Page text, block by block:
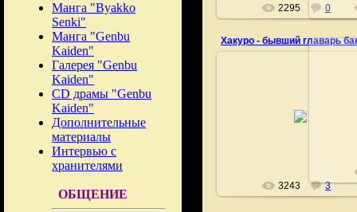
Манга "Byakko
Senki"
Манга "Genbu
Kaiden"
Галерея "Genbu
Kaiden"
CD драмы "Genbu
Kaiden"
Дополнительные
материалы
Интервью с
хранителями
ОБЩЕНИЕ
2295 0
Хакуро - бывший главарь
3243 3